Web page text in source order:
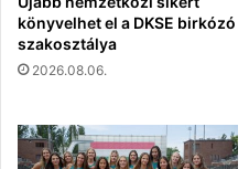
könyvelhet el a DKSE birkózó
szakosztálya
2026.08.06.